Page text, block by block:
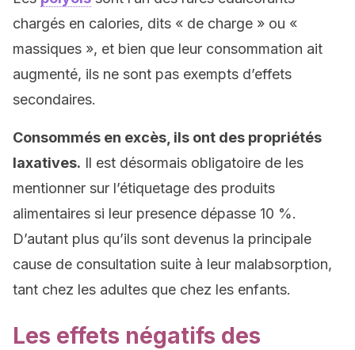
chargés en calories, dits « de charge » ou «
massiques », et bien que leur consommation ait
augmenté, ils ne sont pas exempts d’effets
secondaires.
Consommés en excès, ils ont des propriétés
laxatives. Il est désormais obligatoire de les
mentionner sur l’étiquetage des produits
alimentaires si leur presence dépasse 10 %.
D’autant plus qu’ils sont devenus la principale
cause de consultation suite à leur malabsorption,
tant chez les adultes que chez les enfants.
Les effets négatifs des